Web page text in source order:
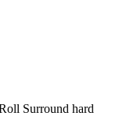
Surround hard